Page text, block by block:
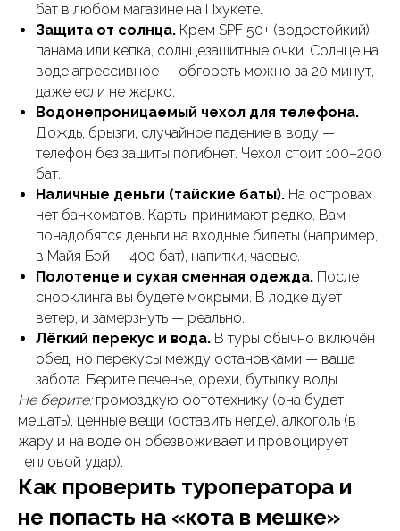
бат в любом магазине на Пхукете.
Защита от солнца. Крем SPF 50+ (водостойкий),
панама или кепка, солнцезащитные очки. Солнце на
воде агрессивное — обгореть можно за 20 минут,
даже если не жарко.
Водонепроницаемый чехол для телефона.
Дождь, брызги, случайное падение в воду —
телефон без защиты погибнет. Чехол стоит 100–200
бат.
Наличные деньги (тайские баты). На островах
нет банкоматов. Карты принимают редко. Вам
понадобятся деньги на входные билеты (например,
в Майя Бэй — 400 бат), напитки, чаевые.
Полотенце и сухая сменная одежда. После
снорклинга вы будете мокрыми. В лодке дует
ветер, и замерзнуть — реально.
Лёгкий перекус и вода. В туры обычно включён
обед, но перекусы между остановками — ваша
забота. Берите печенье, орехи, бутылку воды.
Не берите:громоздкую фототехнику (она будет
мешать), ценные вещи (оставить негде), алкоголь (в
жару и на воде он обезвоживает и провоцирует
тепловой удар).
Как проверить туроператора и
не попасть на «кота в мешке»